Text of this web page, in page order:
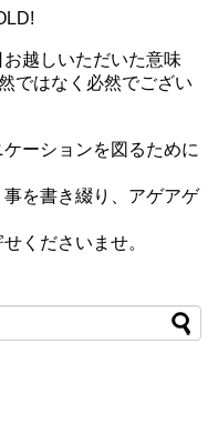
越しいただいた意味
ではなく必然でござい
ーションを図るために
を書き綴り、アゲアゲ
くださいませ。